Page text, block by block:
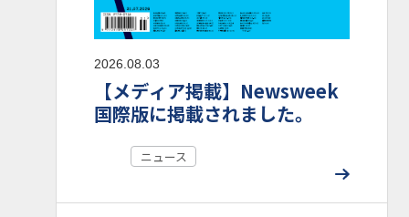
2026.08.03
【メディア掲載】Newsweek
国際版に掲載されました。
ニュース